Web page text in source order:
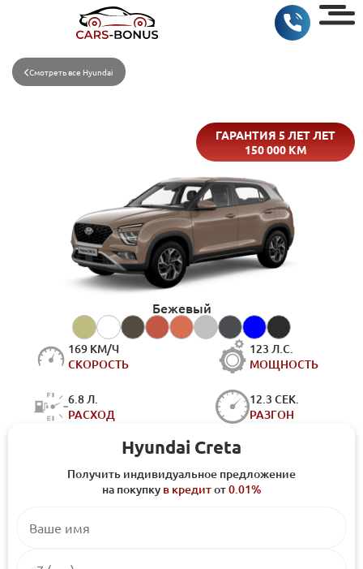
Смотреть все Hyundai
ГАРАНТИЯ 5 ЛЕТ ЛЕТ
150 000 КМ
169 КМ/Ч
СКОРОСТЬ
123 Л.С.
МОЩНОСТЬ
6.8 Л.
РАСХОД
12.3 СЕК.
РАЗГОН
Бежевый
Hyundai Creta
Получить индивидуальное предложение
на покупку в кредитот0.01%